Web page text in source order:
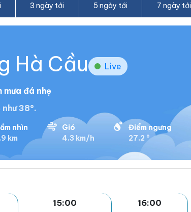
3 ngày tới 5 ngày tới 7 ngày tới
Hà Cầu Live
mưa đá nhẹ
38°.
nhìn
km
Gió
4.3 km/h
Điểm ngưng
27.2 °
15:00
16:00